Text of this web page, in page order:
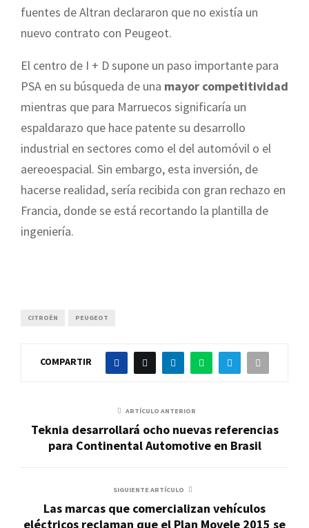
fuentes de Altran declararon que no existía un
nuevo contrato con Peugeot.
El centro de I + D supone un paso importante para
PSA en su búsqueda de una mayor competitividad
mientras que para Marruecos significaría un
espaldarazo que hace patente su desarrollo
industrial en sectores como el del automóvil o el
aereoespacial. Sin embargo, esta inversión, de
hacerse realidad, sería recibida con gran rechazo en
Francia, donde se está recortando la plantilla de
ingeniería.
CITROËN PEUGEOT
COMPARTIR
ARTÍCULO ANTERIOR
Teknia desarrollará ocho nuevas referencias
para Continental Automotive en Brasil
SIGUIENTE ARTÍCULO
Las marcas que comercializan vehículos
eléctricos reclaman que el Plan Movele 2015 se